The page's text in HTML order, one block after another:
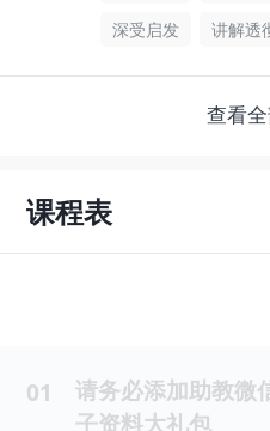
深受启发
讲解透
查看
课程表
01
请务必添加助教微
子资料大礼包